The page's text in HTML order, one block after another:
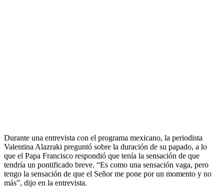
Durante una entrevista con el programa mexicano, la periodista
Valentina Alazraki preguntó sobre la duración de su papado, a lo
que el Papa Francisco respondió que tenía la sensación de que
tendría un pontificado breve. “Es como una sensación vaga, pero
tengo la sensación de que el Señor me pone por un momento y no
más”, dijo en la entrevista.